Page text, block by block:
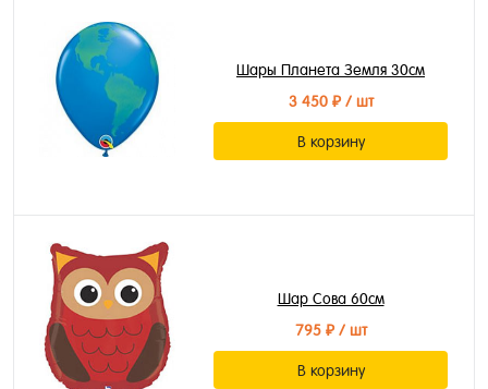
Шары Планета Земля 30см
3 450 ₽/ шт
В корзину
Шар Сова 60см
795 ₽/ шт
В корзину